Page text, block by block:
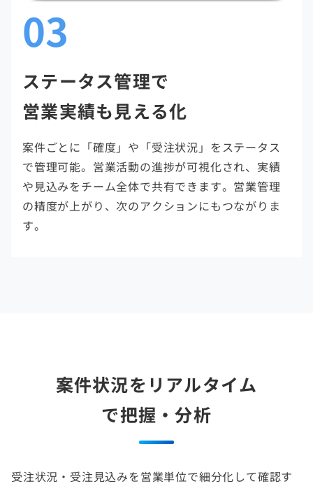
03
ステータス管理で
営業実績も見える化
案件ごとに「確度」や「受注状況」をステータス
で管理可能。営業活動の進捗が可視化され、実績
や見込みをチーム全体で共有できます。営業管理
の精度が上がり、次のアクションにもつながりま
す。
案件状況をリアルタイム
で把握・分析
受注状況・受注見込みを営業単位で細分化して確認す